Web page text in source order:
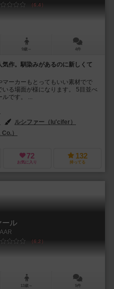
6.4
9歳～ 4件
作。馴染みがあるのに新しくて
ーカーもとってもいい素材でで
る場面が様になります。 5目並べ
ルです。 ...
ルシファー（lu'cifer）
）
72
お気に入り
132
持ってる
ール
6.2
13歳～ 5件